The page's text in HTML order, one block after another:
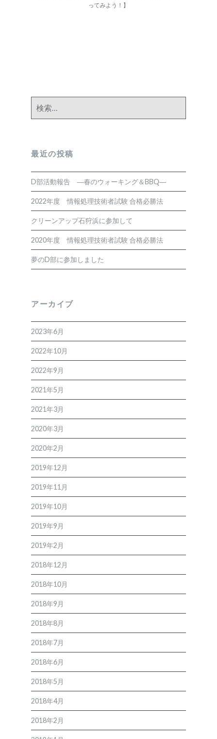
ってみよう！】
索:
最近の投稿
D部活動報告 ―春のウォーキング＆BBQ―
2022年度 情報処理技術者試験 合格必勝法
クリーンアップ石狩浜に参加して
2020年度 情報処理技術者試験 合格必勝法
夢のD部に参加しました
アーカイブ
2023年6月
2022年10月
2022年9月
2021年5月
2021年3月
2020年3月
2020年2月
2019年12月
2019年11月
2019年10月
2019年9月
2019年2月
2018年12月
2018年10月
2018年9月
2018年8月
2018年7月
2018年6月
2018年5月
2018年4月
2018年2月